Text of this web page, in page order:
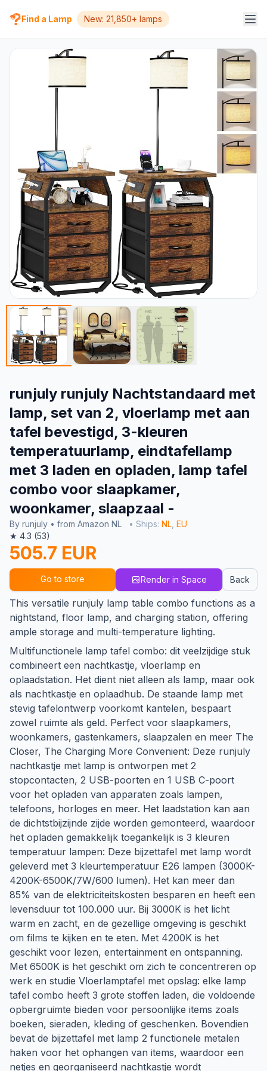
Find a Lamp New: 21,850+ lamps
runjuly runjuly Nachtstandaard met
lamp, set van 2, vloerlamp met aan
tafel bevestigd, 3-kleuren
temperatuurlamp, eindtafellamp
met 3 laden en opladen, lamp tafel
combo voor slaapkamer,
woonkamer, slaapzaal -
By runjuly • from Amazon NL • Ships: NL EU
★ 4.3 (53)
505.7 EUR
Go to store Render in Space Back
This versatile runjuly lamp table combo functions as a
nightstand, floor lamp, and charging station, offering
ample storage and multi-temperature lighting.
Multifunctionele lamp tafel combo: dit veelzijdige stuk
combineert een nachtkastje, vloerlamp en
oplaadstation. Het dient niet alleen als lamp, maar ook
als nachtkastje en oplaadhub. De staande lamp met
stevig tafelontwerp voorkomt kantelen, bespaart
zowel ruimte als geld. Perfect voor slaapkamers,
woonkamers, gastenkamers, slaapzalen en meer The
Closer, The Charging More Convenient: Deze runjuly
nachtkastje met lamp is ontworpen met 2
stopcontacten, 2 USB-poorten en 1 USB C-poort
voor het opladen van apparaten zoals lampen,
telefoons, horloges en meer. Het laadstation kan aan
de dichtstbijzijnde zijde worden gemonteerd, waardoor
het opladen gemakkelijk toegankelijk is 3 kleuren
temperatuur lampen: Deze bijzettafel met lamp wordt
geleverd met 3 kleurtemperatuur E26 lampen (3000K-
4200K-6500K/7W/600 lumen). Het kan meer dan
85% van de elektriciteitskosten besparen en heeft een
levensduur tot 100.000 uur. Bij 3000K is het licht
warm en zacht, en de gezellige omgeving is geschikt
om films te kijken en te eten. Met 4200K is het
geschikt voor lezen, entertainment en ontspanning.
Met 6500K is het geschikt om zich te concentreren op
werk en studie Vloerlamptafel met opslag: elke lamp
tafel combo heeft 3 grote stoffen laden, die voldoende
opbergruimte bieden voor persoonlijke items zoals
boeken, sieraden, kleding of geschenken. Bovendien
bevat de bijzettafel met lamp 2 functionele metalen
haken voor het ophangen van items, waardoor een
netjes en georganiseerd nachtkastje wordt